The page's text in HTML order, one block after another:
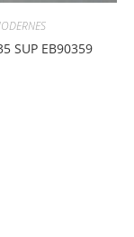
SUP EB90359